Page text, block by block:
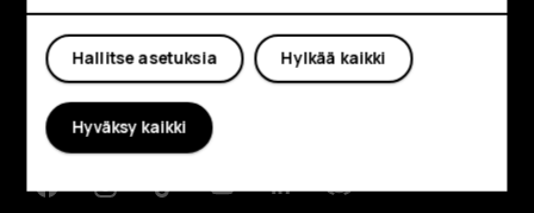
Tietoa meistä
Planet and people
Tuki
FacebookInstagram
TiktokYoutubeLinkedinDiscord
Hylkää kaikki
Hallitse asetuksia
Hyväksy kaikki